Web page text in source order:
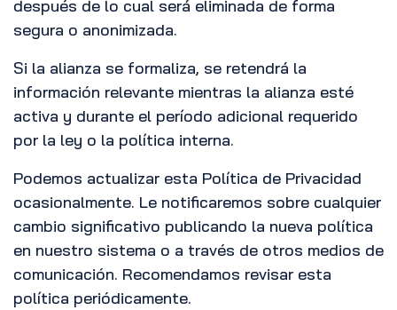
después de lo cual será eliminada de forma
segura o anonimizada.
Si la alianza se formaliza, se retendrá la
información relevante mientras la alianza esté
activa y durante el período adicional requerido
por la ley o la política interna.
Podemos actualizar esta Política de Privacidad
ocasionalmente. Le notificaremos sobre cualquier
cambio significativo publicando la nueva política
en nuestro sistema o a través de otros medios de
comunicación. Recomendamos revisar esta
política periódicamente.